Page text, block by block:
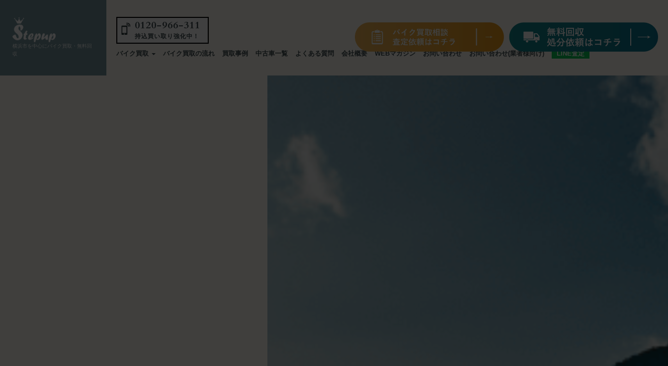
横浜市を中心にバイク買取・無料回
収
0120-966-311
持込買い取り強化中！
バイク買取 バイク買取の流れ 買取事例 中古車一覧 よくある質問 会社概要 WEBマガジン お問い合わせ お問い合わせ(業者様向け) LINE査定